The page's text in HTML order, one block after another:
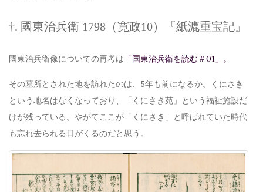
†. 國東治兵衛 1798（寛政10）『紙漉重宝記』
國東治兵衛像についての再考は 「国東治兵衛を読む＃01」。
その墓所とされた地を訪れたのは、5年も前になるか。くにさき
という地名はなくなっており、「くにさき苑」という福祉施設だ
けが残っている。やがてここが「くにさき」と呼ばれていた時代
も忘れ去られる日がくるのだと思う。